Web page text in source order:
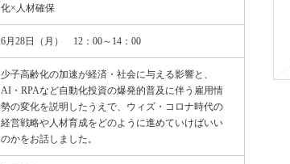
化×人材確保
6月28日（月） 12：00～14：00
少子高齢化の加速が経済・社会に与える影響と、
AI・RPAなど自動化投資の爆発的普及に伴う雇用情
勢の変化を説明したうえで、ウィズ・コロナ時代の
経営戦略や人材育成をどのように進めていけばいい
のかをお話しました。